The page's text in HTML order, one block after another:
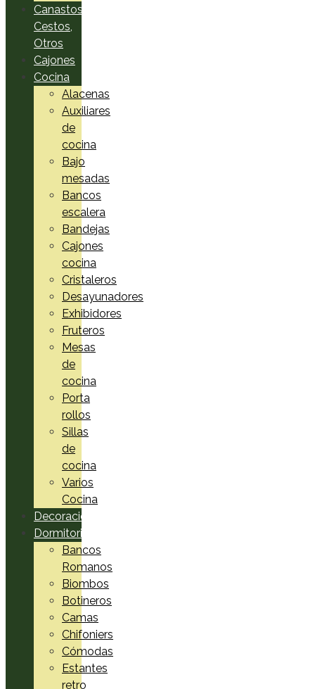
Canastos,
Cestos,
Otros
Cajones
Cocina
Alacenas
Auxiliares
de
cocina
Bajo
mesadas
Bancos
escalera
Bandejas
Cajones
cocina
Cristaleros
Desayunadores
Exhibidores
Fruteros
Mesas
de
cocina
Porta
rollos
Sillas
de
cocina
Varios
Cocina
Decoración
Dormitorio
Bancos
Romanos
Biombos
Botineros
Camas
Chifoniers
Cómodas
Estantes
retro